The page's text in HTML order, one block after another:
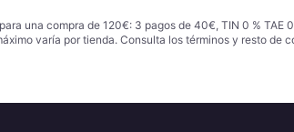
una compra de 120€: 3 pagos de 40€, TIN 0 %
varía por tienda. Consulta los términos y resto de